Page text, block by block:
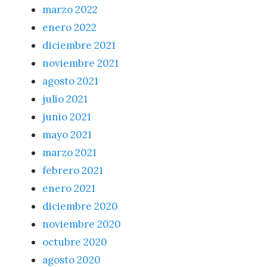
marzo 2022
enero 2022
diciembre 2021
noviembre 2021
agosto 2021
julio 2021
junio 2021
mayo 2021
marzo 2021
febrero 2021
enero 2021
diciembre 2020
noviembre 2020
octubre 2020
agosto 2020